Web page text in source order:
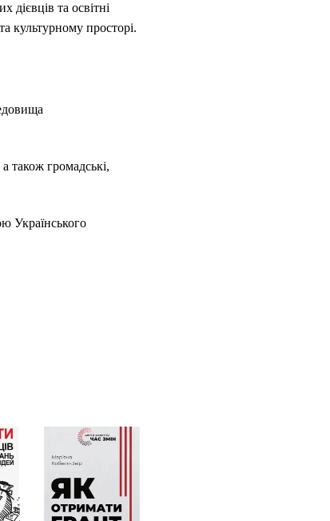
дієвців та освітні
культурному просторі.
також громадські,
Українського